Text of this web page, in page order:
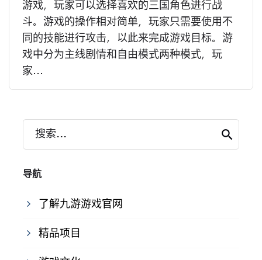
游戏，玩家可以选择喜欢的三国角色进行战
斗。游戏的操作相对简单，玩家只需要使用不
同的技能进行攻击，以此来完成游戏目标。游
戏中分为主线剧情和自由模式两种模式，玩
家...
搜索...
导航
了解九游游戏官网
精品项目